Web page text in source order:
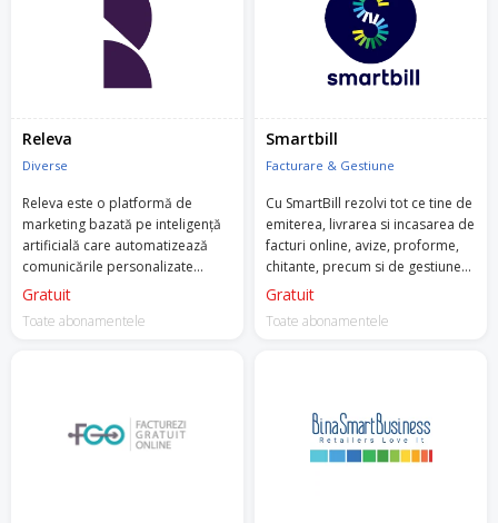
Releva
Diverse
Releva este o platformă de
marketing bazată pe inteligență
artificială care automatizează
comunicările personalizate
pentru întreprinderile de comerț
sectoare.
Gratuit
Toate abonamentele
Smartbill
Facturare & Gestiune
Cu SmartBill rezolvi tot ce tine de
emiterea, livrarea si incasarea de
facturi online, avize, proforme,
chitante, precum si de gestiunea
stocurilor, nir, fise, bonuri,
Gratuit
Toate abonamentele